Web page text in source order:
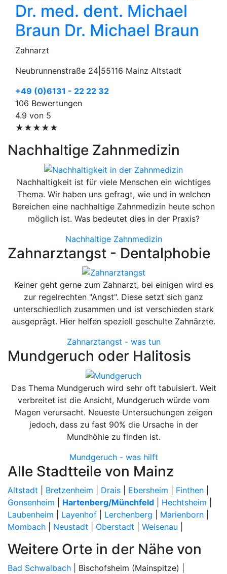
Dr. med. dent. Michael
Braun Dr. Michael Braun
Zahnarzt
Neubrunnenstraße 24 55116 Mainz Altstadt
+49 (0)6131 - 22 22 32
106 Bewertungen
4.9 von 5
★★★★★
Nachhaltige Zahnmedizin
Nachhaltigkeit ist für viele Menschen ein wichtiges
Thema. Wir haben uns gefragt, wie und in welchen
Bereichen eine nachhaltige Zahnmedizin heute schon
möglich ist. Was bedeutet dies in der Praxis?
Nachhaltige Zahnmedizin
Zahnarztangst - Dentalphobie
Keiner geht gerne zum Zahnarzt, bei einigen wird es
zur regelrechten "Angst". Diese setzt sich ganz
unterschiedlich zusammen und ist verschieden stark
ausgeprägt. Hier helfen speziell geschulte Zahnärzte.
Zahnarztangst - was tun
Mundgeruch oder Halitosis
Das Thema Mundgeruch wird sehr oft tabuisiert. Weit
verbreitet ist die Ansicht, Mundgeruch würde vom
Magen verursacht. Neueste Untersuchungen zeigen
jedoch, dass zu fast 90% die Ursache in der
Mundhöhle zu finden ist.
Mundgeruch - was hilft
Alle Stadtteile von Mainz
Altstadt Bretzenheim Drais Ebersheim Finthen
Gonsenheim
Hartenberg/Münchfeld Hechtsheim
Laubenheim
Layenhof Lerchenberg Marienborn
Mombach
Neustadt Oberstadt Weisenau
Weitere Orte in der Nähe von
Bad Schwalbach | Bischofsheim (Mainspitze) |